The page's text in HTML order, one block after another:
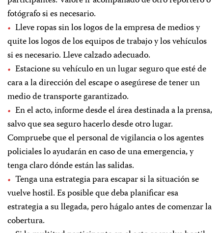
fotógrafo si es necesario.
Lleve ropas sin los logos de la empresa de medios y
quite los logos de los equipos de trabajo y los vehículos
si es necesario. Lleve calzado adecuado.
Estacione su vehículo en un lugar seguro que esté de
cara a la dirección del escape o asegúrese de tener un
medio de transporte garantizado.
En el acto, informe desde el área destinada a la prensa,
salvo que sea seguro hacerlo desde otro lugar.
Compruebe que el personal de vigilancia o los agentes
policiales lo ayudarán en caso de una emergencia, y
tenga claro dónde están las salidas.
Tenga una estrategia para escapar si la situación se
vuelve hostil. Es posible que deba planificar esa
estrategia a su llegada, pero hágalo antes de comenzar la
cobertura.